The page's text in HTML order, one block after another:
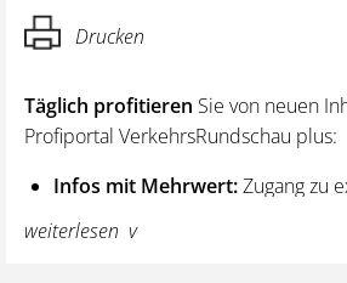
Drucken
Täglich profitieren Sie von neuen
Profiportal VerkehrsRundschau plus:
Infos mit Mehrwert:Zugang zu
und Hintergrundwissen – von
wie z. B. bei den Lenk- und
weiterlesen